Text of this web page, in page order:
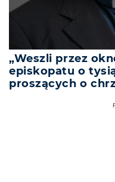
„Weszli przez
episkopatu o
proszących o